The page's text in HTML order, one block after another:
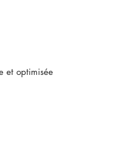
et optimisée